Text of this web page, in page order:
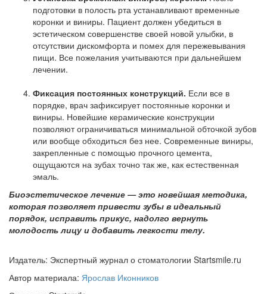
подготовки в полость рта устанавливают временные
коронки и виниры. Пациент должен убедиться в
эстетическом совершенстве своей новой улыбки, в
отсутствии дискомфорта и помех для пережевывания
пищи. Все пожелания учитываются при дальнейшем
лечении.
Фиксация постоянных конструкций. Если все в
порядке, врач зафиксирует постоянные коронки и
виниры. Новейшие керамические конструкции
позволяют ограничиваться минимальной обточкой зубов
или вообще обходиться без нее. Современные виниры,
закрепленные с помощью прочного цемента,
ощущаются на зубах точно так же, как естественная
эмаль.
Биоэстетическое лечение — это новейшая методика,
которая позволяет привести зубы в идеальный
порядок, исправить прикус, надолго вернуть
молодость лицу и добавить легкости телу.
Издатель: Экспертный журнал о стоматологии Startsmile.ru
Автор материала: Ярослав Иконников